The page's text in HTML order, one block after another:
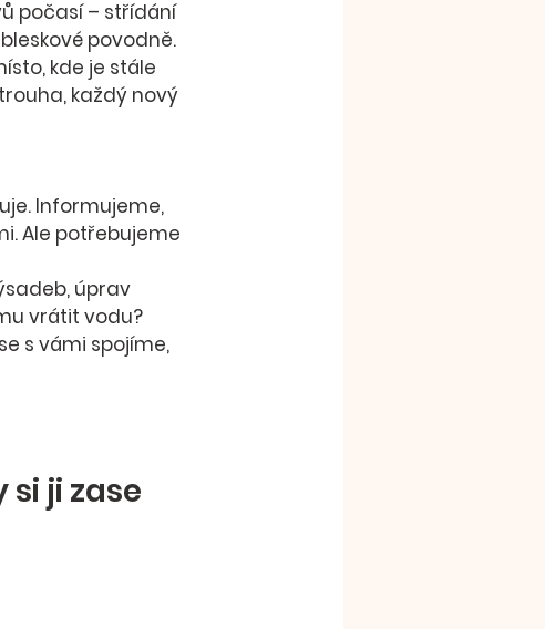
počasí – střídání
povodně.
, kde je stále
každý nový
Informujeme,
Ale potřebujeme
úprav
vrátit vodu?
s vámi spojíme,
si ji zase